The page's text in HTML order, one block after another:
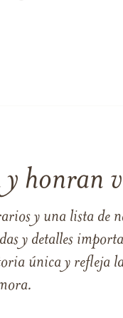
honran
y una lista de
y detalles
única y refleja